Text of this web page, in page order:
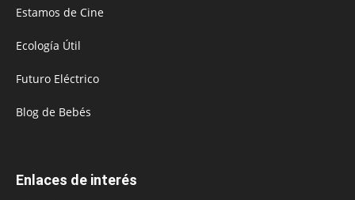
Estamos de Cine
Ecología Útil
Futuro Eléctrico
Blog de Bebés
Enlaces de interés